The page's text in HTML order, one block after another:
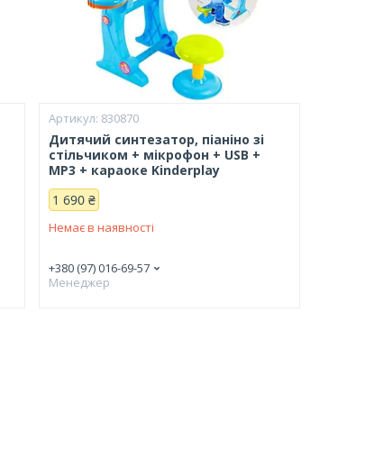
830870
Дитячий синтезатор, піаніно зі
стільчиком + мікрофон + USB +
MP3 + караоке Kinderplay
1 690 ₴
Немає в наявності
+380 (97) 016-69-57
Менеджер